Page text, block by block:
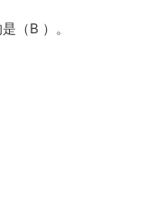
（B ）。